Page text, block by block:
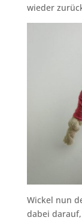
wieder
Wickel nun
dabei